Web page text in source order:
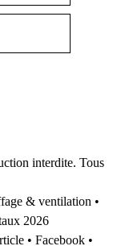
interdite. Tous
& ventilation •
2026
• Facebook•